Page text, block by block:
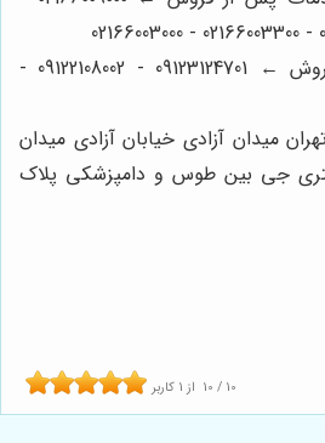
خط مستقیم مشاوران فروش ← 09123124701 - 09122108002 -
میدان آزادی خیابان آزادی میدان
معین خیابان ۲۱ متری جی بین طوس و دامپزشکی پلاک
10 / 10 از1 کاربر